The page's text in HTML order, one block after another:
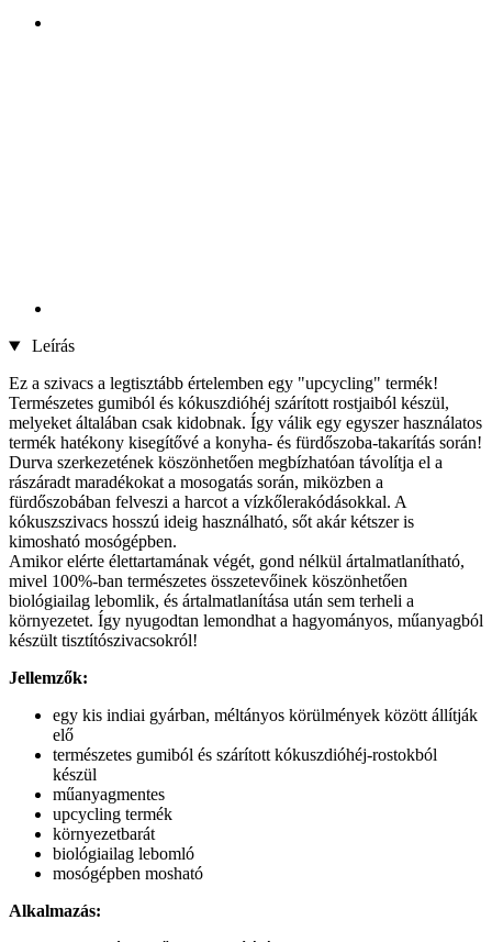
Leírás
Ez a szivacs a legtisztább értelemben egy "upcycling" termék!
Természetes gumiból és kókuszdióhéj szárított rostjaiból készül,
melyeket általában csak kidobnak. Így válik egy egyszer használatos
termék hatékony kisegítővé a konyha- és fürdőszoba-takarítás során!
Durva szerkezetének köszönhetően megbízhatóan távolítja el a
rászáradt maradékokat a mosogatás során, miközben a
fürdőszobában felveszi a harcot a vízkőlerakódásokkal. A
kókuszszivacs hosszú ideig használható, sőt akár kétszer is
kimosható mosógépben.
Amikor elérte élettartamának végét, gond nélkül ártalmatlanítható,
mivel 100%-ban természetes összetevőinek köszönhetően
biológiailag lebomlik, és ártalmatlanítása után sem terheli a
környezetet. Így nyugodtan lemondhat a hagyományos, műanyagból
készült tisztítószivacsokról!
Jellemzők:
egy kis indiai gyárban, méltányos körülmények között állítják
elő
természetes gumiból és szárított kókuszdióhéj-rostokból
készül
műanyagmentes
upcycling termék
környezetbarát
biológiailag lebomló
mosógépben mosható
Alkalmazás: